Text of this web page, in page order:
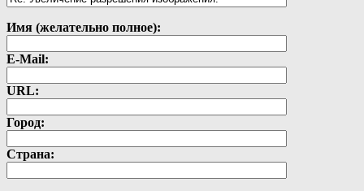
Имя (желательно полное):
E-Mail:
URL:
Город:
Страна: